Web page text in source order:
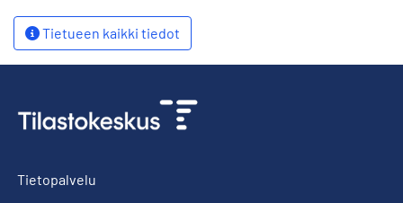
Tietueen kaikki tiedot
Tietopalvelu